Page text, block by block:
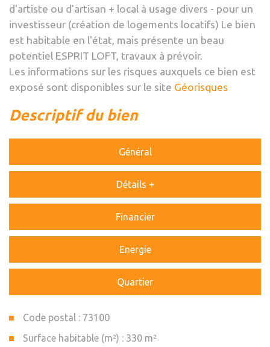
d'artiste ou d'artisan + local à usage divers - pour un
investisseur (création de logements locatifs) Le bien
est habitable en l'état, mais présente un beau
potentiel ESPRIT LOFT, travaux à prévoir.
Les informations sur les risques auxquels ce bien est
exposé sont disponibles sur le site Géorisques
descriptif du bien
Général
Détails +
Financier
Energie
Quartier
Code postal : 73100
Surface habitable (m²) : 330 m²